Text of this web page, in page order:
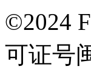
©2024
可证号